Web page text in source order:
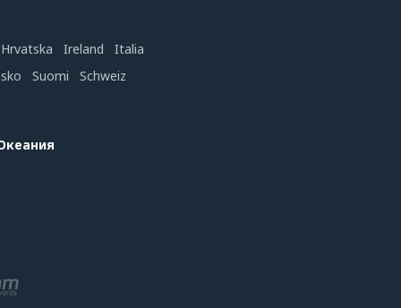
Hrvatska Ireland
Italia
Suomi Schweiz